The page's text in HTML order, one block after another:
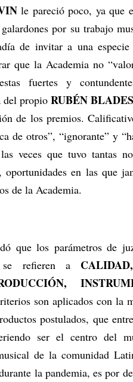
le pareció poco, ya que
por su trabajo
de invitar a una
que la Academia no
fuertes y
del propioRUBÉN BLADES
de los premios.
de otros”, “ignorante” y
veces que tuvo tantas
en las que
de la Academia.
que los parámetros de
refieren a
son aplicados con la
postulados, que
ser el centro del
de la comunidad
la pandemia, es por